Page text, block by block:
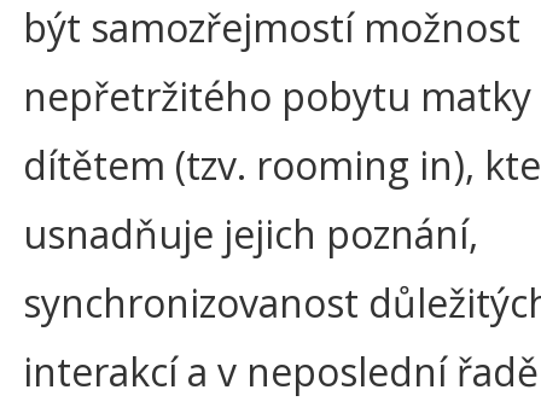
být samozřejmostí možnost
nepřetržitého pobytu matky
dítětem (tzv. rooming in),
usnadňuje jejich poznání,
synchronizovanost
interakcí a v neposlední